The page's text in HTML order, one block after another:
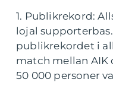
1. Publikrekord:
lojal
publikrekordet i
match mellan AIK
50 000 personer